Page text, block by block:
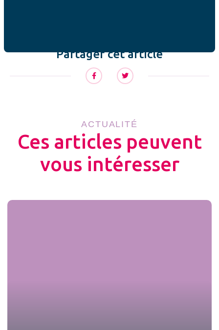
Partager cet article
ACTUALITÉ
Ces articles peuvent
vous intéresser